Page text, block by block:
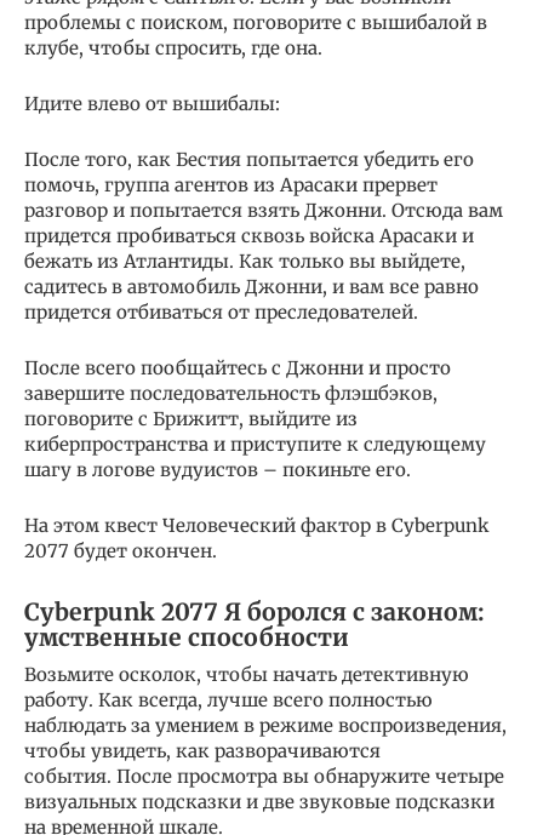
проблемы с поиском, поговорите с вышибалой в
клубе, чтобы спросить, где она.
Идите влево от вышибалы:
После того, как Бестия попытается убедить его
помочь, группа агентов из Арасаки прервет
разговор и попытается взять Джонни. Отсюда вам
придется пробиваться сквозь войска Арасаки и
бежать из Атлантиды. Как только вы выйдете,
садитесь в автомобиль Джонни, и вам все равно
придется отбиваться от преследователей.
После всего пообщайтесь с Джонни и просто
завершите последовательность флэшбэков,
поговорите с Брижитт, выйдите из
киберпространства и приступите к следующему
шагу в логове вудуистов – покиньте его.
На этом квест Человеческий фактор в Cyberpunk
2077 будет окончен.
Cyberpunk 2077 Я боролся с законом:
умственные способности
Возьмите осколок, чтобы начать детективную
работу. Как всегда, лучше всего полностью
наблюдать за умением в режиме воспроизведения,
чтобы увидеть, как разворачиваются
события. После просмотра вы обнаружите четыре
визуальных подсказки и две звуковые подсказки
на временной шкале.